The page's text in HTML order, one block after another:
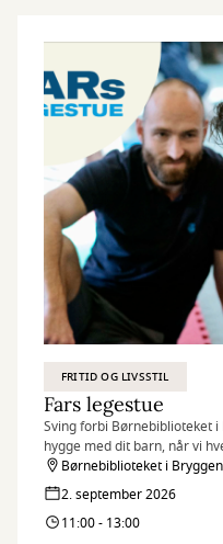
FRITID OG LIVSSTIL
Fars legestue
Sving forbi Børnebiblioteket
hygge med dit barn, når vi
legetøjet frem og inviterer til
Børnebiblioteket i Bryggen
2. september 2026
11:00 - 13:00